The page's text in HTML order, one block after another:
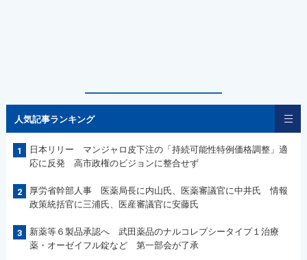
人気記事ランキング
1
日本リリー マンジャロ皮下注の「持続可能性特例価格調整」適
応に反発 高市政権のビジョンに整合せず
2
厚労省幹部人事 医薬局長に内山氏、医薬審議官に中井氏 情報
政策統括官に三浦氏、医産審議官に安藤氏
3
新薬等６製品承認へ 武田薬品のナルコレプシータイプ１治療
薬・オーゼイフル錠など 第一部会が了承